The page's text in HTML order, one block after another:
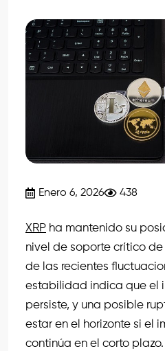
Enero 6, 2026 438
XRP ha mantenido su
nivel de soporte crítico
de las recientes
estabilidad indica que el
persiste, y una posible
estar en el horizonte si el
continúa en el corto plazo.